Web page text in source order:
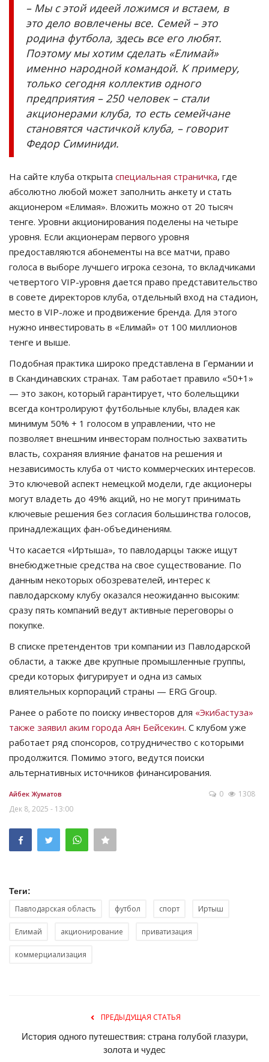
– Мы с этой идеей ложимся и встаем, в
это дело вовлечены все. Семей – это
родина футбола, здесь все его любят.
Поэтому мы хотим сделать «Елимай»
именно народной командой. К примеру,
только сегодня коллектив одного
предприятия – 250 человек – стали
акционерами клуба, то есть семейчане
становятся частичкой клуба, – говорит
Федор Симиниди.
На сайте клуба открыта специальная страничка, где
абсолютно любой может заполнить анкету и стать
акционером «Елимая». Вложить можно от 20 тысяч
тенге. Уровни акционирования поделены на четыре
уровня. Если акционерам первого уровня
предоставляются абонементы на все матчи, право
голоса в выборе лучшего игрока сезона, то вкладчиками
четвертого VIP-уровня дается право представительство
в совете директоров клуба, отдельный вход на стадион,
место в VIP-ложе и продвижение бренда. Для этого
нужно инвестировать в «Елимай» от 100 миллионов
тенге и выше.
Подобная практика широко представлена в Германии и
в Скандинавских странах. Там работает правило «50+1»
— это закон, который гарантирует, что болельщики
всегда контролируют футбольные клубы, владея как
минимум 50% + 1 голосом в управлении, что не
позволяет внешним инвесторам полностью захватить
власть, сохраняя влияние фанатов на решения и
независимость клуба от чисто коммерческих интересов.
Это ключевой аспект немецкой модели, где акционеры
могут владеть до 49% акций, но не могут принимать
ключевые решения без согласия большинства голосов,
принадлежащих фан-объединениям.
Что касается «Иртыша», то павлодарцы также ищут
внебюджетные средства на свое существование. По
данным некоторых обозревателей, интерес к
павлодарскому клубу оказался неожиданно высоким:
сразу пять компаний ведут активные переговоры о
покупке.
В списке претендентов три компании из Павлодарской
области, а также две крупные промышленные группы,
среди которых фигурирует и одна из самых
влиятельных корпораций страны — ERG Group.
Ранее о работе по поиску инвесторов для «Экибастуза»
также заявил аким города Аян Бейсекин. С клубом уже
работает ряд спонсоров, сотрудничество с которыми
продолжится. Помимо этого, ведутся поиски
альтернативных источников финансирования.
Айбек Жуматов
Дек 8, 2025 - 13:00
0 1308
Теги:
Павлодарская область футбол спорт Иртыш
Елимай акционирование приватизация
коммерциализация
ПРЕДЫДУЩАЯ СТАТЬЯ
История одного путешествия: страна голубой глазури,
золота и чудес